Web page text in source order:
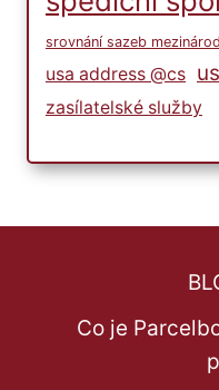
srovnání sazeb
usa address @cs
zasílatelské služby
Co je